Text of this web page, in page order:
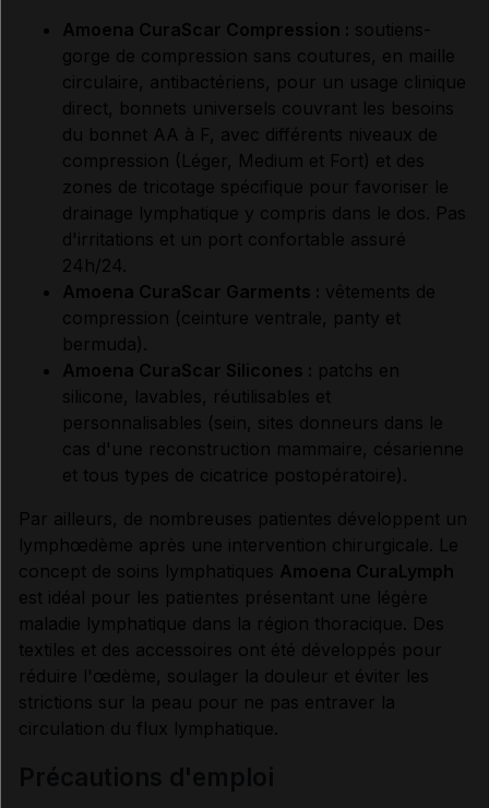
Amoena CuraScar Compression : soutiens-
gorge de compression sans coutures, en maille
circulaire, antibactériens, pour un usage clinique
direct, bonnets universels couvrant les besoins
du bonnet AA à F, avec différents niveaux de
compression (Léger, Medium et Fort) et des
zones de tricotage spécifique pour favoriser le
drainage lymphatique y compris dans le dos. Pas
d'irritations et un port confortable assuré
24h/24.
Amoena CuraScar Garments : vêtements de
compression (ceinture ventrale, panty et
bermuda).
Amoena CuraScar Silicones : patchs en
silicone, lavables, réutilisables et
personnalisables (sein, sites donneurs dans le
cas d'une reconstruction mammaire, césarienne
et tous types de cicatrice postopératoire).
Par ailleurs, de nombreuses patientes développent un
lymphœdème après une intervention chirurgicale. Le
concept de soins lymphatiques Amoena CuraLymph
est idéal pour les patientes présentant une légère
maladie lymphatique dans la région thoracique. Des
textiles et des accessoires ont été développés pour
réduire l'œdème, soulager la douleur et éviter les
strictions sur la peau pour ne pas entraver la
circulation du flux lymphatique.